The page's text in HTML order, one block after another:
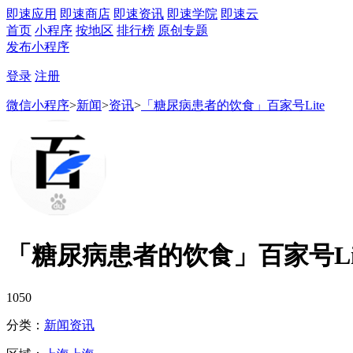
即速应用 即速商店 即速资讯 即速学院 即速云
首页 小程序 按地区 排行榜 原创专题
发布小程序
登录 注册
微信小程序>新闻>资讯> 「糖尿病患者的饮食」百家号Lite
「糖尿病患者的饮食」百家号
1050
分类： 新闻资讯